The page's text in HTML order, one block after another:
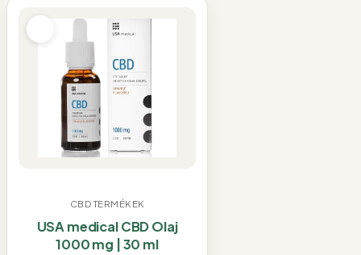
CBD TERMÉKEK
USA medical CBD Olaj
1000 mg | 30 ml